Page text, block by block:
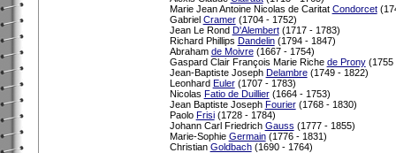
Marie Jean Antoine Nicolas de Caritat Condorcet
Gabriel Cramer(1704 - 1752)
Jean Le Rond D'Alembert(1717 - 1783)
Richard Phillips Dandelin(1794 - 1847)
Abraham de Moivre(1667 - 1754)
Gaspard Clair François Marie Riche de Prony(1755
Jean-Baptiste Joseph Delambre(1749 - 1822)
Leonhard Euler(1707 - 1783)
Nicolas Fatio de Duillier(1664 - 1753)
Jean Baptiste Joseph Fourier(1768 - 1830)
Paolo Frisi(1728 - 1784)
Johann Carl Friedrich Gauss (1777 - 1855)
Marie-Sophie Germain(1776 - 1831)
Christian Goldbach(1690 - 1764)